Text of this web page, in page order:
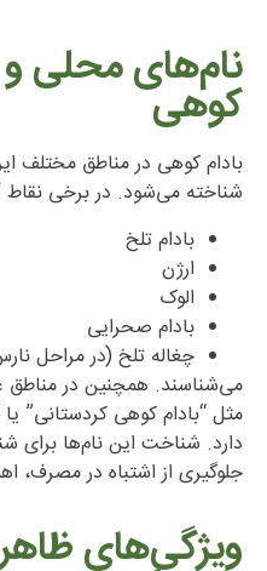
نام‌های محلی و
کوهی
بادام کوهی در مناطق مختلف
شناخته می‌شود. در برخی نقاط
بادام تلخ
ارژن
الوک
بادام صحرایی
چغاله تلخ (در مراحل
می‌شناسند. همچنین در مناطق
مثل “بادام کوهی کردستانی” یا
دارد. شناخت این نام‌ها برای
جلوگیری از اشتباه در مصرف،
ویژگی‌های